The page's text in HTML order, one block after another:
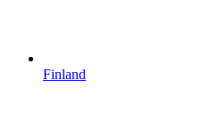
Finland